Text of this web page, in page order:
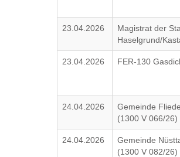
23.04.2026
Magistrat der
Haselgrund/
23.04.2026 FER-130
24.04.2026
Gemeinde
(1300 V 066/26)
24.04.2026
Gemeinde
(1300 V 082/26)